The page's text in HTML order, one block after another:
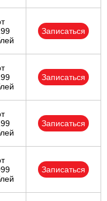
Записаться
Записаться
Записаться
Записаться